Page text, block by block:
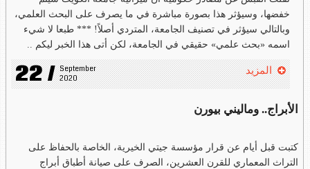
خفضها، وسيؤثر هذا بصورة مباشرة في ما يصرف على البحث العلمي،
وبالتالي سيؤثر في تصنيف الجامعة، المتردي أصلاً! *** طبعا لا شيء
اسمه «بحث علمي» حقيقي في الجامعة، لكن أتى هذا الخبر ليكم ..
22 / September
2020
المزيد
الأبراج.. وماليني بيورن
كتبت قبل أيام عن قرار مؤسسة جيتي الخيرية، الخاصة بالحفاظ على
التراث المعماري للقرن العشرين، الصرف على صيانة أطباق أبراج